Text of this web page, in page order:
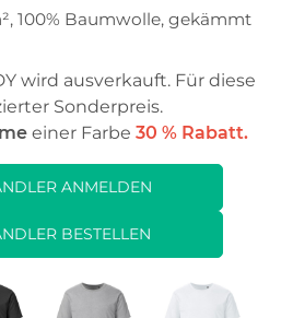
100% Baumwolle, gekämmt
wird ausverkauft. Für diese
Sonderpreis.
einer Farbe 30 % Rabatt.
ANMELDEN
BESTELLEN